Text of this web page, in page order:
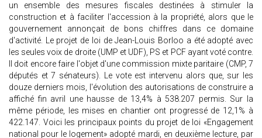
un ensemble des mesures fiscales destinées à stimuler la
construction et à faciliter l'accession à la propriété, alors que le
gouvernement annonçait de bons chiffres dans ce domaine
d'activité. Le projet de loi de Jean-Louis Borloo a été adopté avec
les seules voix de droite (UMP et UDF), PS et PCF ayant voté contre.
Il doit encore faire l'objet d'une commission mixte paritaire (CMP, 7
députés et 7 sénateurs). Le vote est intervenu alors que, sur les
douze derniers mois, l'évolution des autorisations de construire a
affiché fin avril une hausse de 13,4% à 538.207 permis. Sur la
même période, les mises en chantier ont progressé de 12,1% à
422.147. Voici les principaux points du projet de loi «Engagement
national pour le logement» adopté mardi, en deuxième lecture, par